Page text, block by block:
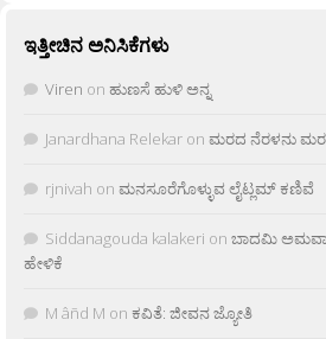
ಇತ್ತೀಚಿನ ಅನಿಸಿಕೆಗಳು
Viren on ಹುಣಸೆ ಹುಳಿ ಅನ್ನ
Janardhana Relekar on ಮರದ ನೆರಳನು
rjnivah on ಮನಸೂರೆಗೊಳ್ಳುವ ಲೈಟ್ಲಮ್ ಕಣಿವೆ
Siddanagouda kalakeri on ಬಾದಮಿ
ಹೇಳಿಕೆ
M âñd M on ಕವಿತೆ: ಜೀವನ ಜ್ಯೋತಿ